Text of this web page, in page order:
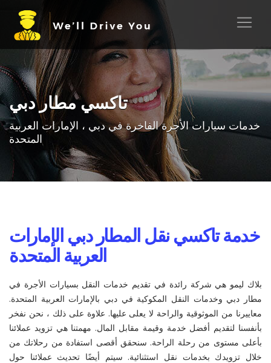
تاكسي مطار دبي
خدمات سيارات الأجرة الفاخرة في دبي ، الإمارات العربية
المتحدة
خدمة تاكسي نقل المطار دبي الإمارات
العربية المتحدة
بلاك ليمو هي شركة رائدة في تقديم خدمات النقل بسيارات الأجرة في
مطار دبي وخدمات النقل المكوكية في دبي بالإمارات العربية المتحدة.
معاييرنا من الموثوقية والراحة لا يعلى عليها. علاوة على ذلك ، نحن نفخر
بأنفسنا لتقديم أفضل خدمة وقيمة مقابل المال. مهمتنا هي تزويد عملائنا
بأعلى مستوى من رحلة الراحة. سنحقق أقصى استفادة من رحلاتك من
خلال تزويدك بخدمات نقل استثنائية. سيتم أيضًا تحديث عملائنا حول